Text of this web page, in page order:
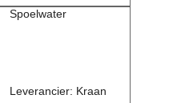
Spoelwater
Leverancier: Kraan